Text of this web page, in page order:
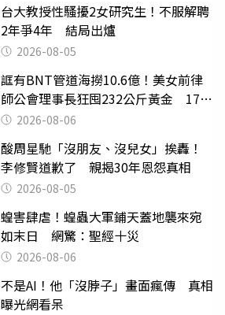
台大教授性騷擾2女研究生！不服解聘
2年爭4年 結局出爐
2026-08-05
誆有BNT管道海撈10.6億！美女前律
師公會理事長狂囤232公斤黃金 17人
遭起訴
2026-08-06
酸周星馳「沒朋友、沒兒女」挨轟！
李修賢道歉了 親揭30年恩怨真相
2026-08-05
蝗害肆虐！蝗蟲大軍鋪天蓋地襲來宛
如末日 網驚：聖經十災
2026-08-06
不是AI！他「沒脖子」畫面瘋傳 真相
曝光網看呆